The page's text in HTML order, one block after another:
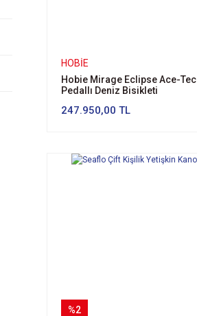
HOBIE
Hobie Mirage Eclipse Ace-Tec
Pedallı Deniz Bisikleti
247.950,00 TL
%2